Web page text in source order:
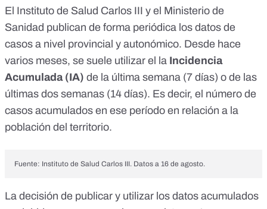
El Instituto de Salud Carlos III y el Ministerio de
Sanidad publican de forma periódica los datos de
casos a nivel provincial y autonómico. Desde hace
varios meses, se suele utilizar el la Incidencia
Acumulada (IA) de la última semana (7 días) o de las
últimas dos semanas (14 días). Es decir, el número de
casos acumulados en ese período en relación a la
población del territorio.
Fuente: Instituto de Salud Carlos III. Datos a 16 de agosto.
La decisión de publicar y utilizar los datos acumulados